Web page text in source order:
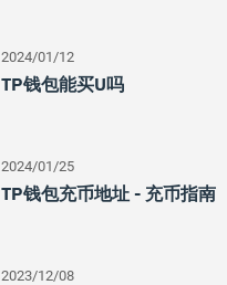
2024/01/12
TP钱包能买U吗
2024/01/25
TP钱包充币地址 - 充币指南
2023/12/08